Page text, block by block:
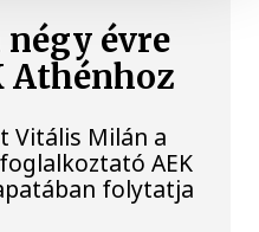
évre
Athénhoz
Vitális Milán a
AEK
folytatja